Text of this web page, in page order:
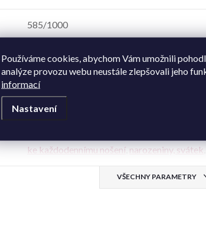
Používáme cookies, abychom Vám umožnili
analýze provozu webu neustále zlepšovali jeho
informací
Nastavení
585/1000
43 cm,48 cm
dámské
ke každodennímu nošení,narozeniny, svátek
VŠECHNY PARAMETRY